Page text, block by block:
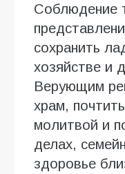
Соблюдение
сохранить
хозяйстве и
Верующим
храм,
молитвой и
делах,
здоровье